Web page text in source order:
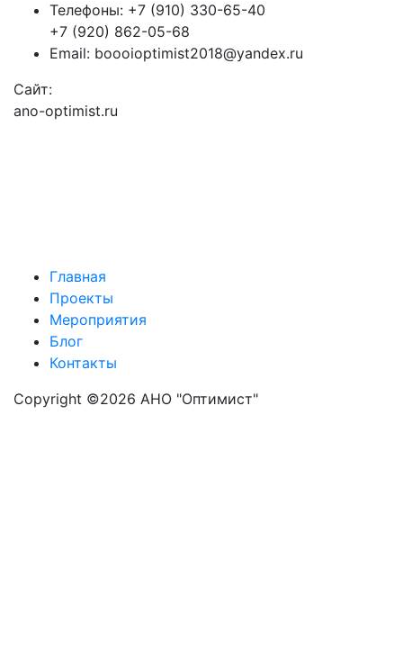
Телефоны: +7 (910) 330-65-40
+7 (920) 862-05-68
Email: boooioptimist2018@yandex.ru
Сайт:
ano-optimist.ru
Главная
Проекты
Мероприятия
Блог
Контакты
Copyright ©2026 АНО "Оптимист"